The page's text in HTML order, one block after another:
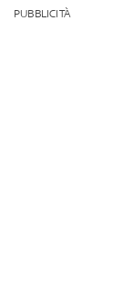
PUBBLICITÀ